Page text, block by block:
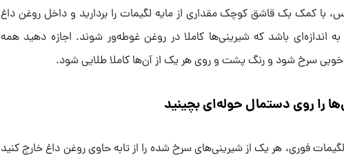
با کمک بک قاشق کوچک مقداری از مایه لگیمات را بردارید و داخل روغن داغ
به اندازه‌ای باشد که شیرینی‌ها کاملا در روغن غوطه‌ور شوند. اجازه دهید همه
سرخ شود و رنگ پشت و روی هر یک از آن‌ها کاملا طلایی شود.
را روی دستمال حوله‌ای بچینید
لگیمات فوری، هر یک از شیرینی‌های سرخ شده را از تابه حاوی روغن داغ خارج کنید